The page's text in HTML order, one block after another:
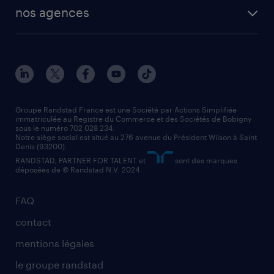
manutentionnaire
assistant administratif
comptable
solutions opérationnelles
contact entreprise
faq intérim / recrutement
nos agences
nos agences par ville
nos agences par région
nos cabinets de recrutement
FAQ
contact
mentions légales
le groupe randstad
Groupe Randstad France est une Société par Actions Simplifiée
immatriculée au Registre du Commerce et des Sociétés de Bobigny
sous le numéro 702 028 234.
Notre siège social est situé au 276 avenue du Président Wilson à Saint
Denis (93200).
RANDSTAD, PARTNER FOR TALENT et
sont des marques
déposées de © Randstad N.V. 2024.